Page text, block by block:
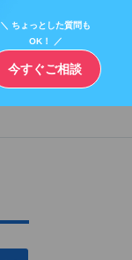
＼ ちょっとした質問も
OK！ ／
今すぐご相談